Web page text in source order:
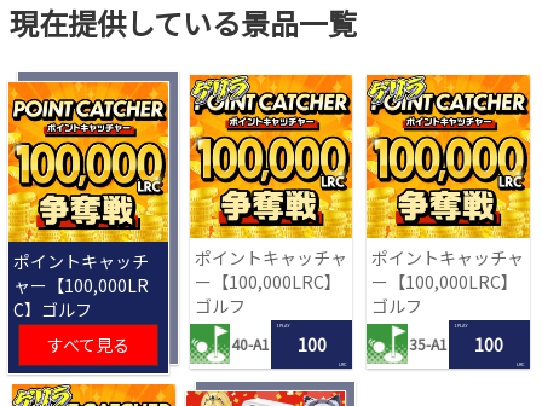
現在提供している景品一覧
ポイントキャッチ
ャー【100,000LR
C】ゴルフ
すべて見る
ポイントキャッチャ
ー【100,000LRC】
ゴルフ
40-A1
1 PLAY
100
LRC
ポイントキャッチャ
ー【100,000LRC】
ゴルフ
35-A1
1 PLAY
100
LRC